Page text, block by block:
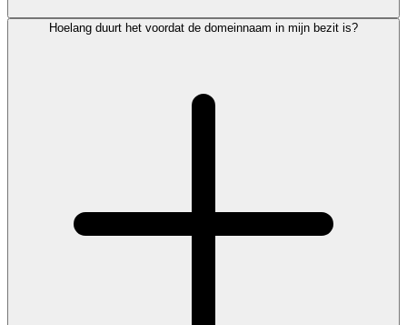
Hoelang duurt het voordat de domeinnaam in mijn bezit is?